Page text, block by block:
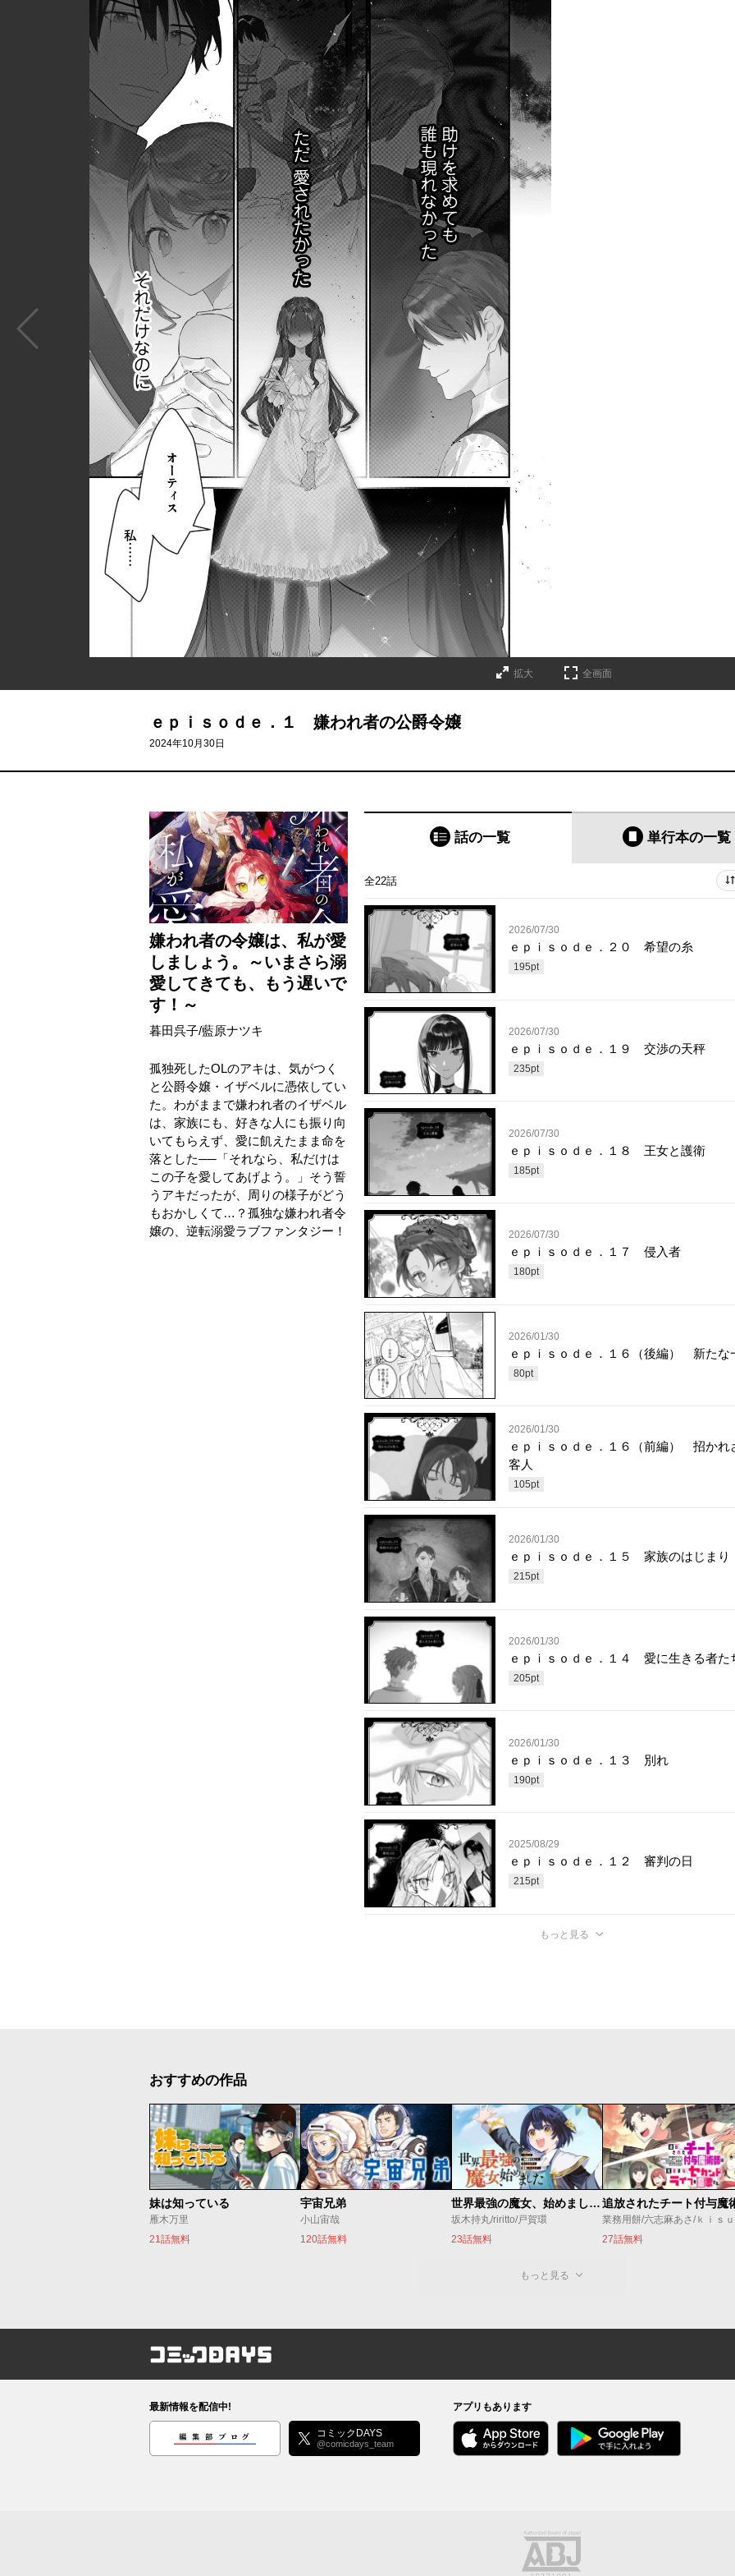
拡大 全画面
ｅｐｉｓｏｄｅ．１ 嫌われ者の公爵令嬢
2024年10月30日
嫌われ者の令嬢は、私が愛
しましょう。～いまさら溺
愛してきても、もう遅いで
す！～
暮田呉子/藍原ナツキ
孤独死したOLのアキは、気がつく
と公爵令嬢・イザベルに憑依してい
た。わがままで嫌われ者のイザベル
は、家族にも、好きな人にも振り向
いてもらえず、愛に飢えたまま命を
落とした──「それなら、私だけは
この子を愛してあげよう。」そう誓
うアキだったが、周りの様子がどう
もおかしくて…？孤独な嫌われ者令
嬢の、逆転溺愛ラブファンタジー！
話の一覧 単行本の一覧
全22話
2026/07/30
ｅｐｉｓｏｄｅ．２０ 希望の糸
195pt
2026/07/30
ｅｐｉｓｏｄｅ．１９ 交渉の天秤
235pt
2026/07/30
ｅｐｉｓｏｄｅ．１８ 王女と護衛
185pt
2026/07/30
ｅｐｉｓｏｄｅ．１７ 侵入者
180pt
2026/01/30
ｅｐｉｓｏｄｅ．１６（後編） 新たな
80pt
2026/01/30
ｅｐｉｓｏｄｅ．１６（前編） 招かれ
客人
105pt
2026/01/30
ｅｐｉｓｏｄｅ．１５ 家族のはじまり
215pt
2026/01/30
ｅｐｉｓｏｄｅ．１４ 愛に生きる者た
205pt
2026/01/30
ｅｐｉｓｏｄｅ．１３ 別れ
190pt
2025/08/29
ｅｐｉｓｏｄｅ．１２ 審判の日
215pt
もっと見る
おすすめの作品
妹は知っている
雁木万里
21話無料
宇宙兄弟
小山宙哉
120話無料
世界最強の魔女、始めました ～私だけ『攻略サイト』を見れる世界で自由に生きます～
坂木持丸/riritto/戸賀環
23話無料
業務用餅/六志麻あさ/ｋｉｓ
27話無料
もっと見る
コミックDAYS
最新情報を配信中!
編集部ブログ コミックDAYS
@comicdays_team
アプリもあります